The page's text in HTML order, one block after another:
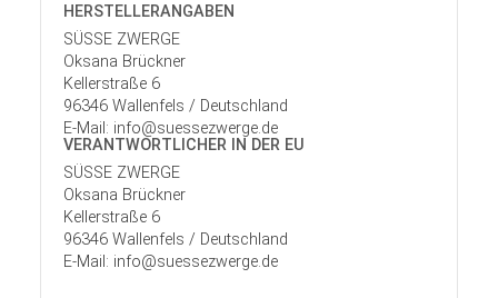
HERSTELLER­ANGABEN
SÜSSE ZWERGE
Oksana Brückner
Kellerstraße 6
96346 Wallenfels / Deutschland
E-Mail: info@suessezwerge.de
VERANTWORT­LICHER IN DER EU
SÜSSE ZWERGE
Oksana Brückner
Kellerstraße 6
96346 Wallenfels / Deutschland
E-Mail: info@suessezwerge.de